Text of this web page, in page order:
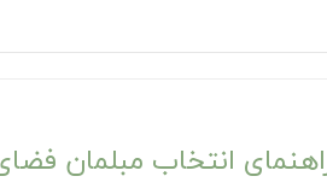
انتخاب مبلمان